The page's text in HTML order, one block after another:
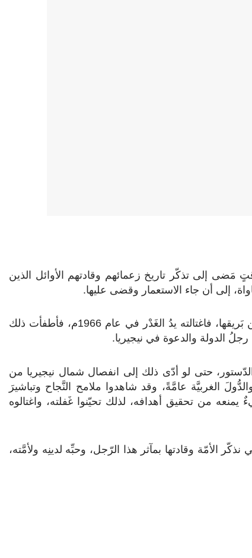
إلى تذكّر تاريخ زعمائهم وقادتهم الأوائل الذين
إلى أن جاء الاستعمار وقضى عليها.
ثمَّ نهض واحدٌ من سُلالة سَلاطينها العِظَام، يَسعى ليُعيد شيئاً من بَريقها، فاغتالته يدُ الغَدْر في عام 1966م، فأطفأت ذلك
الدولة والدعوة في نيجيريا.
حتى لو أدّى ذلك إلى انفصال شمال نيجيريا من
الغربيَّة عامَّةً، وقد شاهدوا ملامح النَّجاح وتباشيرَ
من تحقيق أهدافه، لذلك تحيّنوا غَفلته، واغتالوه
الأمّة وقادتها بمآثر هذا الرّجل، وحبِّه لدينِه ولأمَّته،